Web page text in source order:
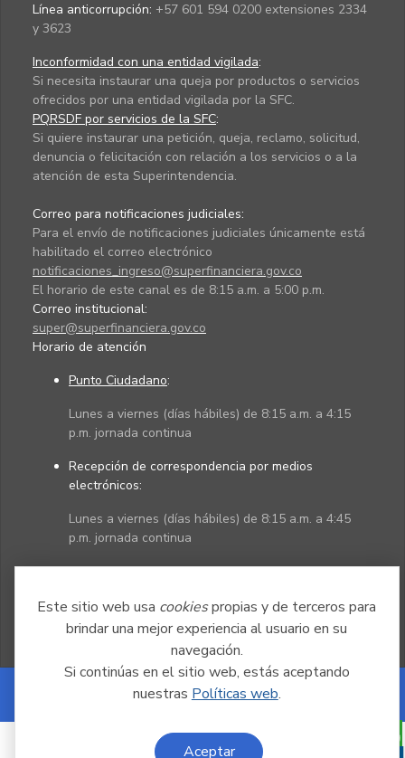
Este sitio web usa cookiespropias y de terceros para
brindar una mejor experiencia al usuario en su
navegación.
Si continúas en el sitio web, estás aceptando
nuestras Políticas web.
Aceptar
Línea anticorrupción: +57 601 594 0200 extensiones 2334
y 3623
Inconformidad con una entidad vigilada:
Si necesita instaurar una queja por productos o servicios
ofrecidos por una entidad vigilada por la SFC.
PQRSDF por servicios de la SFC:
Si quiere instaurar una petición, queja, reclamo, solicitud,
denuncia o felicitación con relación a los servicios o a la
atención de esta Superintendencia.
Correo para notificaciones judiciales:
Para el envío de notificaciones judiciales únicamente está
habilitado el correo electrónico
notificaciones_ingreso@superfinanciera.gov.co
El horario de este canal es de 8:15 a.m. a 5:00 p.m.
Correo institucional:
super@superfinanciera.gov.co
Horario de atención
Punto Ciudadano:
Lunes a viernes (días hábiles) de 8:15 a.m. a 4:15
p.m. jornada continua
Recepción de correspondencia por medios
electrónicos:
Lunes a viernes (días hábiles) de 8:15 a.m. a 4:45
p.m. jornada continua
Powered by Nexura